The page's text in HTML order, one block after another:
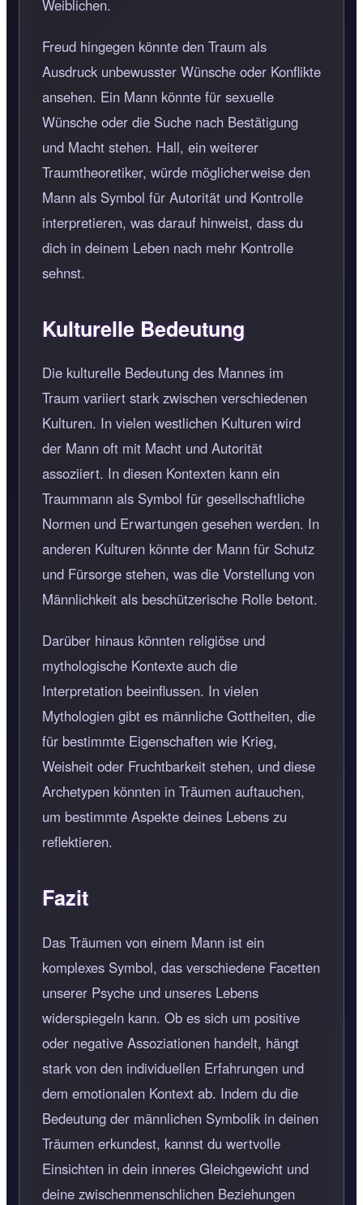
Weiblichen.
Freud hingegen könnte den Traum als
Ausdruck unbewusster Wünsche oder Konflikte
ansehen. Ein Mann könnte für sexuelle
Wünsche oder die Suche nach Bestätigung
und Macht stehen. Hall, ein weiterer
Traumtheoretiker, würde möglicherweise den
Mann als Symbol für Autorität und Kontrolle
interpretieren, was darauf hinweist, dass du
dich in deinem Leben nach mehr Kontrolle
sehnst.
Kulturelle Bedeutung
Die kulturelle Bedeutung des Mannes im
Traum variiert stark zwischen verschiedenen
Kulturen. In vielen westlichen Kulturen wird
der Mann oft mit Macht und Autorität
assoziiert. In diesen Kontexten kann ein
Traummann als Symbol für gesellschaftliche
Normen und Erwartungen gesehen werden. In
anderen Kulturen könnte der Mann für Schutz
und Fürsorge stehen, was die Vorstellung von
Männlichkeit als beschützerische Rolle betont.
Darüber hinaus könnten religiöse und
mythologische Kontexte auch die
Interpretation beeinflussen. In vielen
Mythologien gibt es männliche Gottheiten, die
für bestimmte Eigenschaften wie Krieg,
Weisheit oder Fruchtbarkeit stehen, und diese
Archetypen könnten in Träumen auftauchen,
um bestimmte Aspekte deines Lebens zu
reflektieren.
Fazit
Das Träumen von einem Mann ist ein
komplexes Symbol, das verschiedene Facetten
unserer Psyche und unseres Lebens
widerspiegeln kann. Ob es sich um positive
oder negative Assoziationen handelt, hängt
stark von den individuellen Erfahrungen und
dem emotionalen Kontext ab. Indem du die
Bedeutung der männlichen Symbolik in deinen
Träumen erkundest, kannst du wertvolle
Einsichten in dein inneres Gleichgewicht und
deine zwischenmenschlichen Beziehungen